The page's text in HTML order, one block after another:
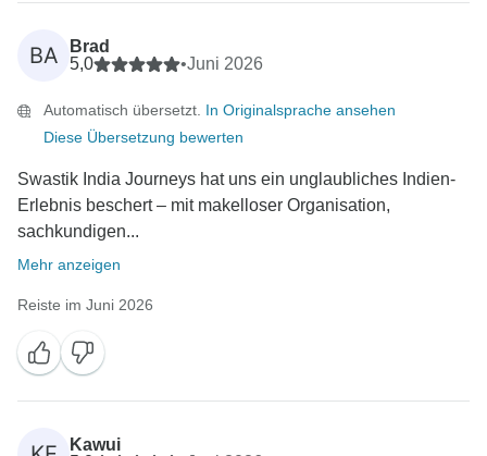
BA
Brad
5,0
•Juni 2026
Automatisch übersetzt. In Originalsprache ansehen
Diese Übersetzung bewerten
Swastik India Journeys hat uns ein unglaubliches Indien-
Erlebnis beschert – mit makelloser Organisation,
sachkundigen...
Mehr anzeigen
Reiste im Juni 2026
Kawui